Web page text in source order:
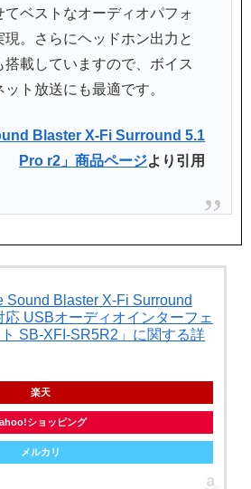
てベストなオーディオパフォ
現。さらにヘッドホン出力と
搭載していますので、ボイス
ト放送にも最適です。
Blaster X-Fi Surround 5.1
Pro r2」商品ページより引用
Sound Blaster X-Fi Surround
USBオーディオインターフェ
SB-XFI-SR5R2」に関する詳
楽天
ショッピング
メルカリ